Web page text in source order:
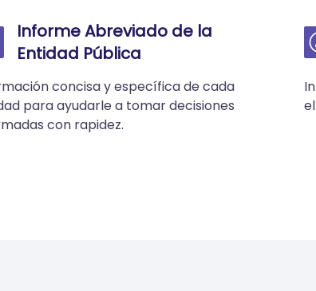
Informe Abreviado de la
Entidad Pública
concisa y específica de cada
para ayudarle a tomar decisiones
con rapidez.